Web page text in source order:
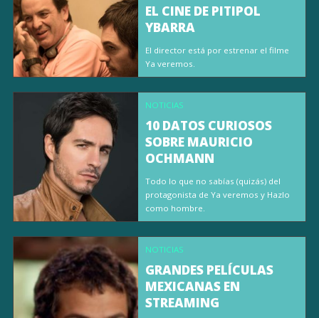
EL CINE DE PITIPOL
YBARRA
El director está por estrenar el filme
Ya veremos.
NOTICIAS
10 DATOS CURIOSOS
SOBRE MAURICIO
OCHMANN
Todo lo que no sabías (quizás) del
protagonista de Ya veremos y Hazlo
como hombre.
NOTICIAS
GRANDES PELÍCULAS
MEXICANAS EN
STREAMING